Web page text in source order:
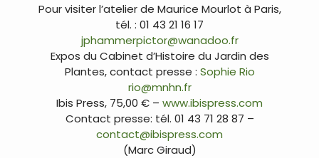
Pour visiter l’atelier de Maurice Mourlot à Paris,
tél. : 01 43 21 16 17
jphammerpictor@wanadoo.fr
Expos du Cabinet d’Histoire du Jardin des
Plantes, contact presse : Sophie Rio
rio@mnhn.fr
Ibis Press, 75,00 € – www.ibispress.com
Contact presse: tél. 01 43 71 28 87 –
contact@ibispress.com
(Marc Giraud)